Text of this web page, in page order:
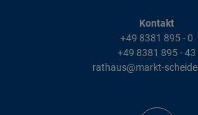
Kontakt
+49 8381 895 - 0
+49 8381 895 - 43
rathaus@markt-